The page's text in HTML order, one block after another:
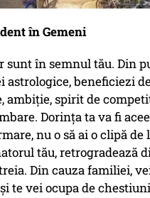
în Gemeni
sunt în semnul tău. Din
astrologice, beneficiezi
ambiție, spirit de
Dorința ta va fi
nu o să ai o clipă de
tău, retrogradează
Din cauza familiei,
te vei ocupa de chestiuni